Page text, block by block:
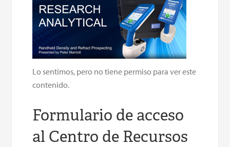
Lo sentimos, pero no tiene permiso para ver este
contenido.
Formulario de acceso
al Centro de Recursos